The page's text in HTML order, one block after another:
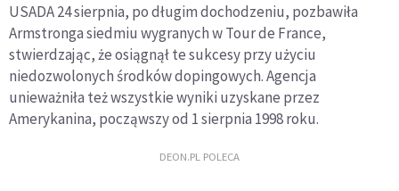
USADA 24 sierpnia, po długim dochodzeniu, pozbawiła
Armstronga siedmiu wygranych w Tour de France,
stwierdzając, że osiągnął te sukcesy przy użyciu
niedozwolonych środków dopingowych. Agencja
unieważniła też wszystkie wyniki uzyskane przez
Amerykanina, począwszy od 1 sierpnia 1998 roku.
DEON.PL POLECA